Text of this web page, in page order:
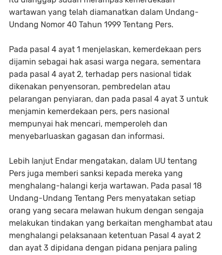
wartawan yang telah diamanatkan dalam Undang-
Undang Nomor 40 Tahun 1999 Tentang Pers.
Pada pasal 4 ayat 1 menjelaskan, kemerdekaan pers
dijamin sebagai hak asasi warga negara, sementara
pada pasal 4 ayat 2, terhadap pers nasional tidak
dikenakan penyensoran, pembredelan atau
pelarangan penyiaran, dan pada pasal 4 ayat 3 untuk
menjamin kemerdekaan pers, pers nasional
mempunyai hak mencari, memperoleh dan
menyebarluaskan gagasan dan informasi.
Lebih lanjut Endar mengatakan, dalam UU tentang
Pers juga memberi sanksi kepada mereka yang
menghalang-halangi kerja wartawan. Pada pasal 18
Undang-Undang Tentang Pers menyatakan setiap
orang yang secara melawan hukum dengan sengaja
melakukan tindakan yang berkaitan menghambat atau
menghalangi pelaksanaan ketentuan Pasal 4 ayat 2
dan ayat 3 dipidana dengan pidana penjara paling